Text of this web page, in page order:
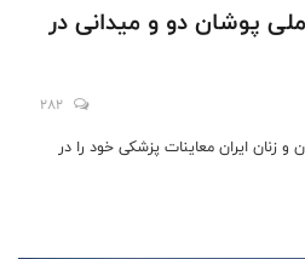
پوشان دو و‌ میدانی در
282
زنان ایران معاینات پزشکی خود را در